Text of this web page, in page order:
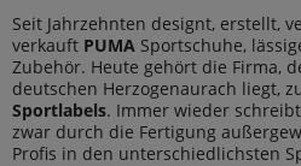
Seit Jahrzehnten designt, erstellt,
verkauft PUMA Sportschuhe,
Zubehör. Heute gehört die Firma,
deutschen Herzogenaurach liegt,
Sportlabels. Immer wieder schreibt
zwar durch die Fertigung
Profis in den unterschiedlichsten